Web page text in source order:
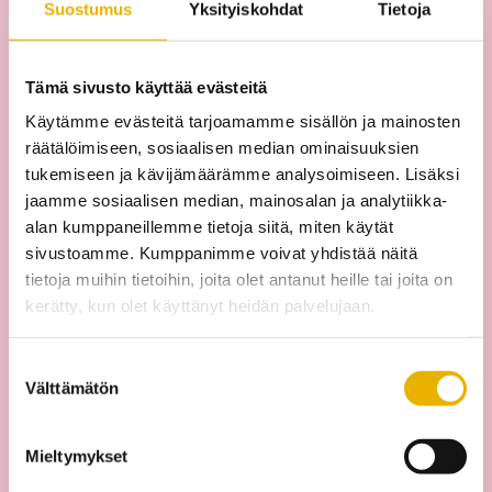
Suostumus Yksityiskohdat Tietoja
Tämä sivusto käyttää evästeitä
Käytämme evästeitä tarjoamamme sisällön ja mainosten
räätälöimiseen, sosiaalisen median ominaisuuksien
tukemiseen ja kävijämäärämme analysoimiseen. Lisäksi
jaamme sosiaalisen median, mainosalan ja analytiikka-
alan kumppaneillemme tietoja siitä, miten käytät
sivustoamme. Kumppanimme voivat yhdistää näitä
tietoja muihin tietoihin, joita olet antanut heille tai joita on
kerätty, kun olet käyttänyt heidän palvelujaan.
valinta
Välttämätön
Mieltymykset
Varausehdot
Lomajärjestelyt etenevät sujuvasti, kun
tutustut varaus-, peruutus- ja maksuehtoihin
jo etukäteen.
Lue varausehdot